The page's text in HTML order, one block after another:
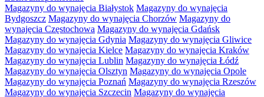
Magazyny do wynajęcia Białystok Magazyny do wynajęcia
Bydgoszcz Magazyny do wynajęcia Chorzów Magazyny do
wynajęcia Częstochowa Magazyny do wynajęcia Gdańsk
Magazyny do wynajęcia Gdynia Magazyny do wynajęcia Gliwice
Magazyny do wynajęcia Kielce Magazyny do wynajęcia Kraków
Magazyny do wynajęcia Lublin Magazyny do wynajęcia Łódź
Magazyny do wynajęcia Olsztyn Magazyny do wynajęcia Opole
Magazyny do wynajęcia Poznań Magazyny do wynajęcia Rzeszów
Magazyny do wynajęcia Szczecin Magazyny do wynajęcia